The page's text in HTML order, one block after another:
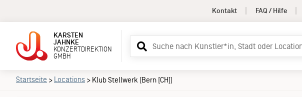
Kontakt FAQ / Hilfe
KARSTEN
JAHNKE
KONZERTDIREKTION
GMBH
Suchbegriff
eingeben
Startseite > Locations > Klub Stellwerk (Bern [CH])